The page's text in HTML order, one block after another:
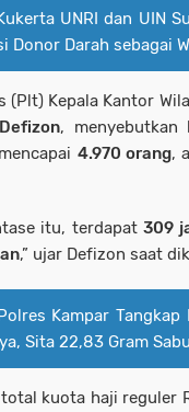
UNRI dan UIN
Donor Darah sebagai
(Plt) Kepala Kantor
Defizon, menyebutkan
4.970 orang,
itu, terdapat309
,” ujar Defizon saat
Kampar
Sita 22,83 Gram
kuota haji reguler